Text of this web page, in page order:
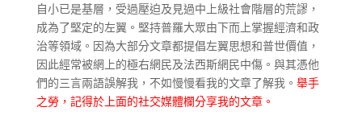
自小已是基層，受過壓迫及見過中上級社會階層的荒謬，
成為了堅定的左翼。堅持普羅大眾由下而上掌握經濟和政
治等領域。因為大部分文章都提倡左翼思想和普世價值，
因此經常被網上的極右網民及法西斯網民中傷。與其憑他
們的三言兩語誤解我，不如慢慢看我的文章了解我。 舉手
之勞，記得於上面的社交媒體欄分享我的文章。